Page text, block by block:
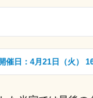
催日：4月21日（火）